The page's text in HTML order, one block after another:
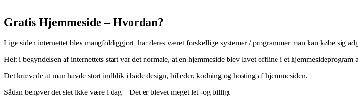
Gratis Hjemmeside – Hvordan?
Lige siden internettet blev mangfoldiggjort, har deres været forskellige systemer / programmer man kan købe sig
Helt i begyndelsen af internettets start var det normale, at en hjemmeside blev lavet offline i et
Det krævede at man havde stort indblik i både design, billeder, kodning og hosting af hjemmesiden.
Sådan behøver det slet ikke være i dag – Det er blevet meget let -og billigt